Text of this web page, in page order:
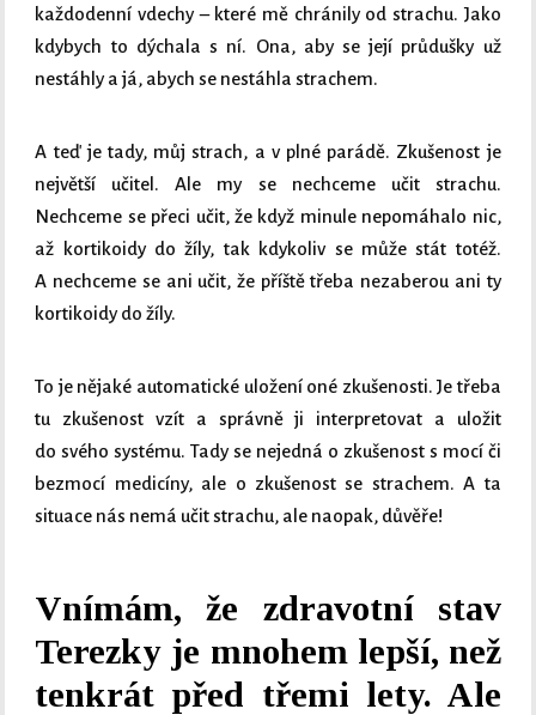
každodenní vdechy – které mě chránily od strachu. Jako
kdybych to dýchala s ní. Ona, aby se její průdušky už
nestáhly a já, abych se nestáhla strachem.
A teď je tady, můj strach, a v plné parádě. Zkušenost je
největší učitel. Ale my se nechceme učit strachu.
Nechceme se přeci učit, že když minule nepomáhalo nic,
až kortikoidy do žíly, tak kdykoliv se může stát totéž.
A nechceme se ani učit, že příště třeba nezaberou ani ty
kortikoidy do žíly.
To je nějaké automatické uložení oné zkušenosti. Je třeba
tu zkušenost vzít a správně ji interpretovat a uložit
do svého systému. Tady se nejedná o zkušenost s mocí či
bezmocí medicíny, ale o zkušenost se strachem. A ta
situace nás nemá učit strachu, ale naopak, důvěře!
Vnímám, že zdravotní stav
Terezky je mnohem lepší, než
tenkrát před třemi lety. Ale